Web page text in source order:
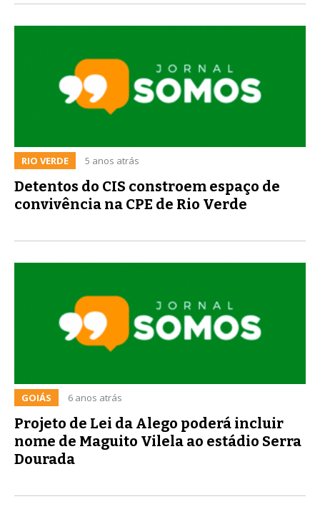
RIO VERDE 5 anos atrás
Detentos do CIS constroem espaço de
convivência na CPE de Rio Verde
GOIÁS 6 anos atrás
Projeto de Lei da Alego poderá incluir
nome de Maguito Vilela ao estádio Serra
Dourada